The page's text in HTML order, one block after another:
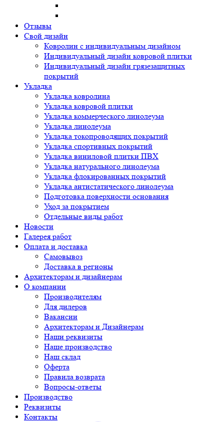
Отзывы
Свой дизайн
Ковролин с индивидуальным дизайном
Индивидуальный дизайн ковровой плитки
Индивидуальный дизайн грязезащитных
покрытий
Укладка
Укладка ковролина
Укладка ковровой плитки
Укладка коммерческого линолеума
Укладка линолеума
Укладка токопроводящих покрытий
Укладка спортивных покрытий
Укладка виниловой плитки ПВХ
Укладка натурального линолеума
Укладка флокированных покрытий
Укладка антистатического линолеума
Подготовка поверхности основания
Уход за покрытием
Отдельные виды работ
Новости
Галерея работ
Оплата и доставка
Самовывоз
Доставка в регионы
Архитекторам и дизайнерам
О компании
Производителям
Для дилеров
Вакансии
Архитекторам и Дизайнерам
Наши реквизиты
Наше производство
Наш склад
Оферта
Правила возврата
Вопросы-ответы
Производство
Реквизиты
Контакты